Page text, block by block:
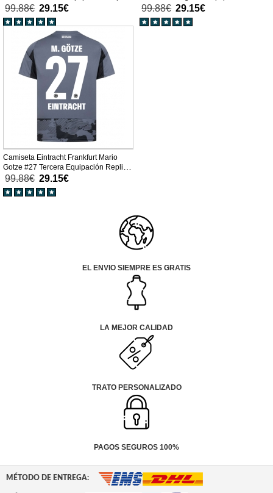
2025-26 mangas cortas
99.88€ 29.15€
Replica 2025-26 mangas cortas
99.88€ 29.15€
Camiseta Eintracht Frankfurt Mario
Gotze #27 Tercera Equipación Replica
2025-26 mangas cortas
99.88€ 29.15€
EL ENVIO SIEMPRE ES GRATIS
LA MEJOR CALIDAD
TRATO PERSONALIZADO
PAGOS SEGUROS 100%
MÉTODO DE ENTREGA: